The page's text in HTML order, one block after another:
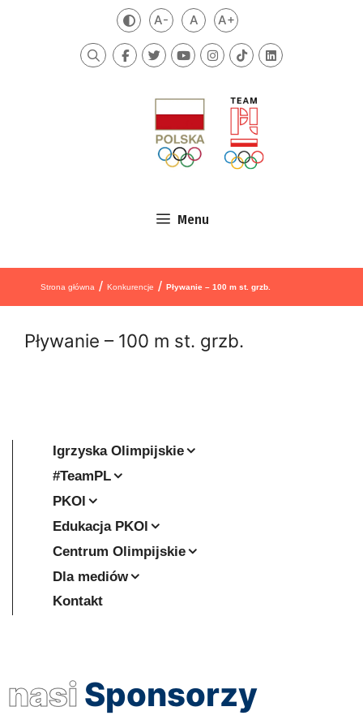
Zmień kontrast
A-Mniejsza czcionka
ADomyślna czcionka
A+Większa czcionka
Szukaj
Menu
Strona główna / Konkurencje / Pływanie – 100 m st. grzb.
Pływanie – 100 m st. grzb.
Igrzyska Olimpijskie
#TeamPL
PKOl
Edukacja PKOl
Centrum Olimpijskie
Dla mediów
Kontakt
nasi Sponsorzy